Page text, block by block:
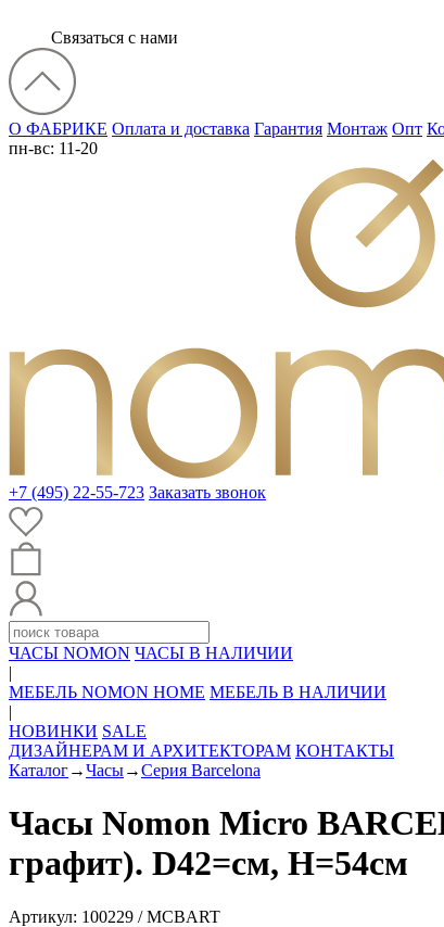
Связаться с нами
О ФАБРИКЕ Оплата и доставка Гарантия Монтаж Опт
пн-вс: 11-20
+7 (495) 22-55-723 Заказать звонок
ЧАСЫ NOMON ЧАСЫ В НАЛИЧИИ
|
МЕБЕЛЬ NOMON HOME МЕБЕЛЬ В НАЛИЧИИ
|
НОВИНКИ SALE
ДИЗАЙНЕРАМ И АРХИТЕКТОРАМ КОНТАКТЫ
Каталог→Часы→Серия Barcelona
Часы Nomon Micro
графит). D42=см, H=54см
Артикул: 100229 / MCBART